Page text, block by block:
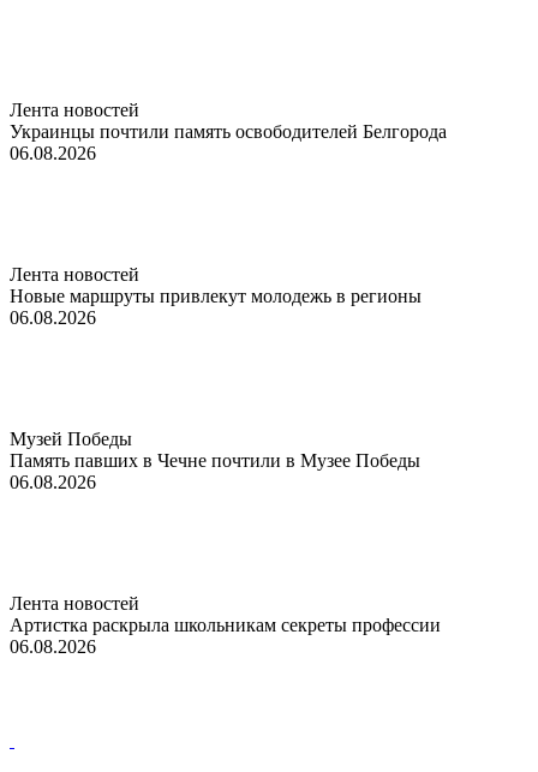
Лента новостей
Украинцы почтили память освободителей Белгорода
06.08.2026
Лента новостей
Новые маршруты привлекут молодежь в регионы
06.08.2026
Музей Победы
Память павших в Чечне почтили в Музее Победы
06.08.2026
Лента новостей
Артистка раскрыла школьникам секреты профессии
06.08.2026